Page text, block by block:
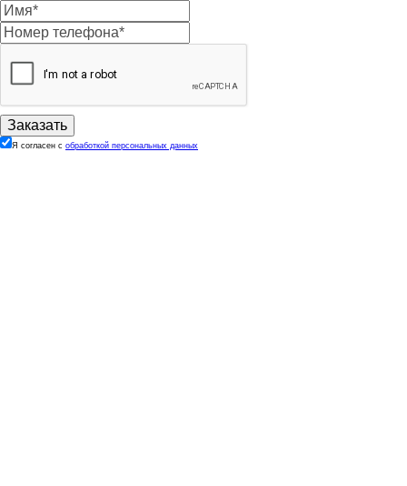
Я согласен с обработкой персональных данных